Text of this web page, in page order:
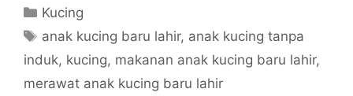
Categories
Kucing
Tags
anak kucing baru lahir, anak kucing tanpa
induk, kucing, makanan anak kucing baru lahir,
merawat anak kucing baru lahir